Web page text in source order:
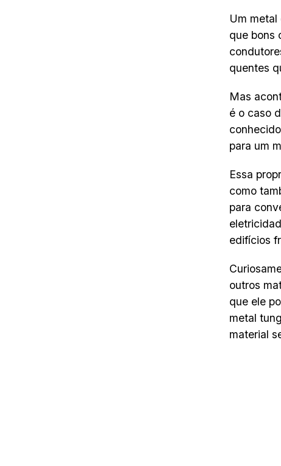
Um metal
que bons
quentes
Mas
é o caso
para um
Essa
como
para
edifícios
outros
que ele
metal
material